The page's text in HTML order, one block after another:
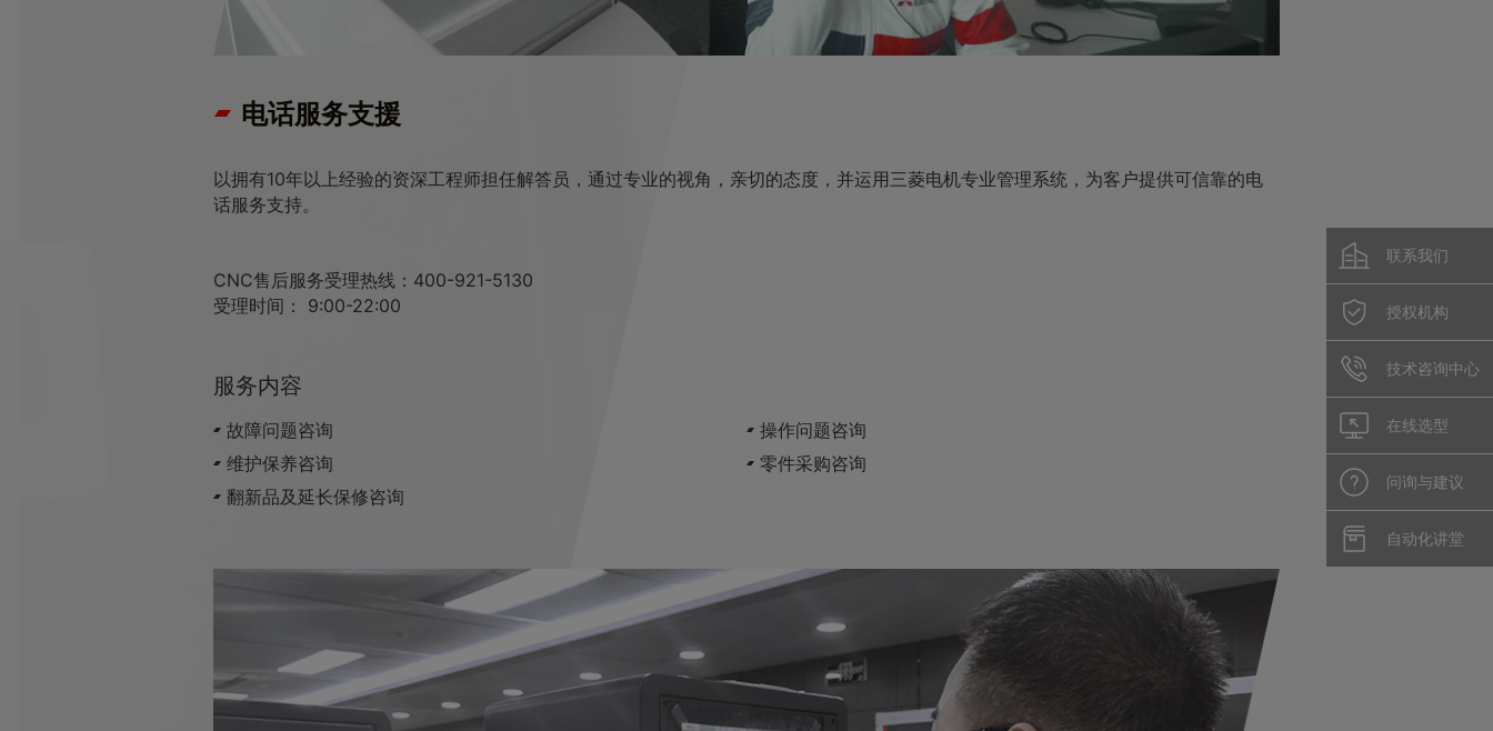
联系我们
授权机构
技术咨询中心
在线选型
问询与建议
自动化讲堂
电话服务支援
以拥有10年以上经验的资深工程师担任解答员，通过专业的视角，亲切的态度，并运用三菱电机专业管理系统，为客户提供可信靠的电
话服务支持。
CNC售后服务受理热线：400-921-5130
受理时间： 9:00-22:00
服务内容
故障问题咨询
操作问题咨询
维护保养咨询
零件采购咨询
翻新品及延长保修咨询